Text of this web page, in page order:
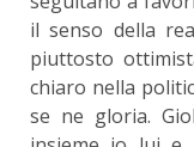
il senso della
piuttosto
chiaro nella
se ne gloria.